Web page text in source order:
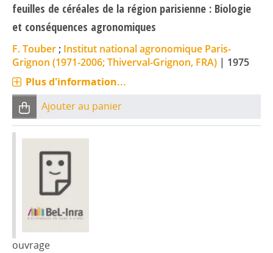
feuilles de céréales de la région parisienne : Biologie
et conséquences agronomiques
F. Touber ; Institut national agronomique Paris-
Grignon (1971-2006; Thiverval-Grignon, FRA) | 1975
Plus d'information...
Ajouter au panier
ouvrage